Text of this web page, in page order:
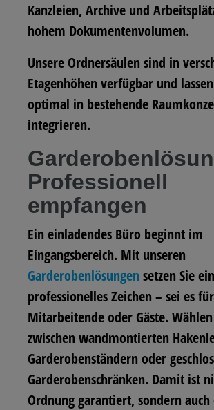
Kanzleien, Archive und
hohem Dokumentenvolumen.
Unsere Ordnersäulen sind in
Etagenhöhen verfügbar und
optimal in bestehende
integrieren.
Professionell
empfangen
Ein einladendes Büro beginnt im
Eingangsbereich. Mit unseren
Garderobenlösungen setzen Sie ein
professionelles Zeichen – sei es für
Mitarbeitende oder Gäste.
zwischen wandmontierten
Garderobenständern oder
Garderobenschränken. Damit ist
Ordnung garantiert, sondern auch